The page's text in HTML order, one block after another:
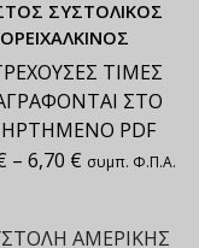
ΣΥΣΤΟΛΙΚΟΣ
ΟΡΕΙΧΑΛΚΙΝΟΣ
ΤΙΜΕΣ
ΣΤΟ
PDF
– 6,70 € συμπ. Φ.Π.Α.